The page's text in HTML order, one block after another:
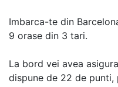
Imbarca-te din
9 orase din 3 tari.
La bord vei avea
dispune de 22 de punti,